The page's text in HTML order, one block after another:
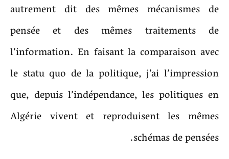
autrement dit des mêmes mécanismes de
pensée et des mêmes traitements de
l’information. En faisant la comparaison avec
le statu quo de la politique, j’ai l’impression
que, depuis l’indépendance, les politiques en
Algérie vivent et reproduisent les mêmes
schémas de pensées.